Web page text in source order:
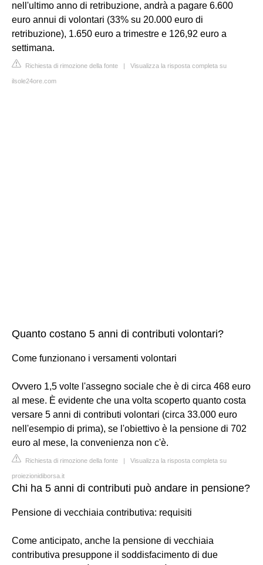
nell'ultimo anno di retribuzione, andrà a pagare 6.600
euro annui di volontari (33% su 20.000 euro di
retribuzione), 1.650 euro a trimestre e 126,92 euro a
settimana.
Richiesta di rimozione della fonte | Visualizza la risposta completa su
ilsole24ore.com
Quanto costano 5 anni di contributi volontari?
Come funzionano i versamenti volontari
Ovvero 1,5 volte l'assegno sociale che è di circa 468 euro
al mese. È evidente che una volta scoperto quanto costa
versare 5 anni di contributi volontari (circa 33.000 euro
nell'esempio di prima), se l'obiettivo è la pensione di 702
euro al mese, la convenienza non c'è.
Richiesta di rimozione della fonte | Visualizza la risposta completa su
proiezionidiborsa.it
Chi ha 5 anni di contributi può andare in pensione?
Pensione di vecchiaia contributiva: requisiti
Come anticipato, anche la pensione di vecchiaia
contributiva presuppone il soddisfacimento di due